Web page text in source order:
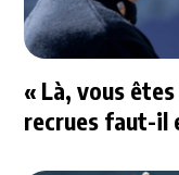
« Là, vous
recrues faut-il